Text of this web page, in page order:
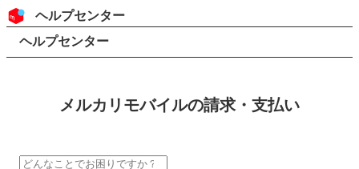
コンテンツにスキップ
ヘッダー
ヘルプセンター
検索
パンくずリスト
ヘルプセンター
メルカリモバイルの請求・支払い
検索